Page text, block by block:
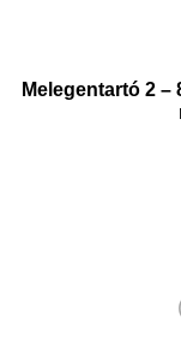
Melegentartó 2 –